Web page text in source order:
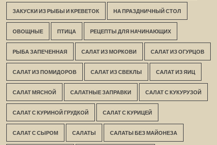
ЗАКУСКИ ИЗ РЫБЫ И КРЕВЕТОК НА ПРАЗДНИЧНЫЙ СТОЛ
ОВОЩНЫЕ ПТИЦА РЕЦЕПТЫ ДЛЯ НАЧИНАЮЩИХ
РЫБА ЗАПЕЧЕННАЯ САЛАТ ИЗ МОРКОВИ САЛАТ ИЗ ОГУРЦОВ
САЛАТ ИЗ ПОМИДОРОВ САЛАТ ИЗ СВЕКЛЫ САЛАТ ИЗ ЯИЦ
САЛАТ МЯСНОЙ САЛАТНЫЕ ЗАПРАВКИ САЛАТ С КУКУРУЗОЙ
САЛАТ С КУРИНОЙ ГРУДКОЙ САЛАТ С КУРИЦЕЙ
САЛАТ С СЫРОМ САЛАТЫ САЛАТЫ БЕЗ МАЙОНЕЗА